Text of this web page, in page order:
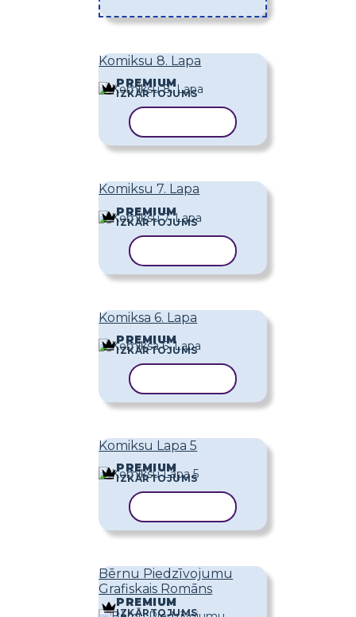
Komiksu 8. Lapa
PREMIUM
IZKĀRTOJUMS
Komiksu 7. Lapa
PREMIUM
IZKĀRTOJUMS
Komiksa 6. Lapa
PREMIUM
IZKĀRTOJUMS
Komiksu Lapa 5
PREMIUM
IZKĀRTOJUMS
Bērnu Piedzīvojumu
Grafiskais Romāns
PREMIUM
IZKĀRTOJUMS